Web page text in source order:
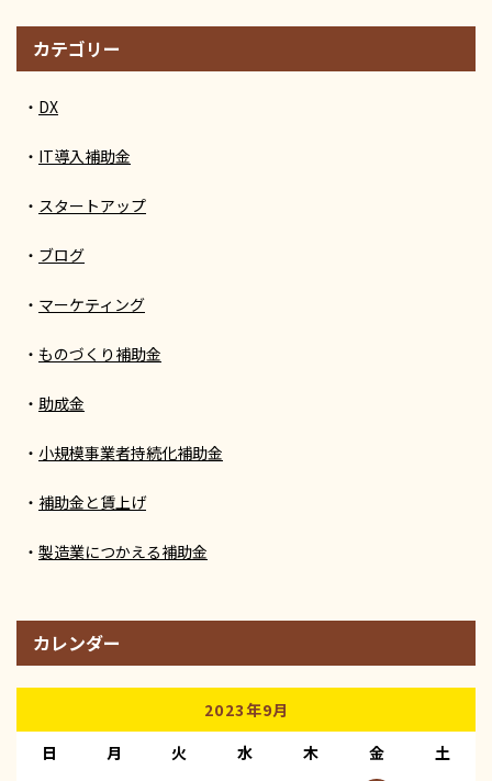
カテゴリー
DX
IT導入補助金
スタートアップ
ブログ
マーケティング
ものづくり補助金
助成金
小規模事業者持続化補助金
補助金と賃上げ
製造業につかえる補助金
カレンダー
2023年9月
日
月 火 水 木 金 土